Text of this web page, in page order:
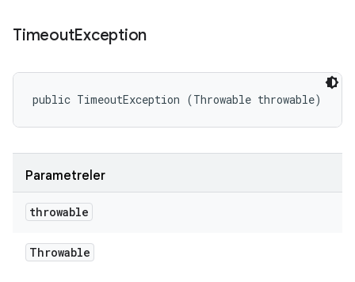
TimeoutException
public TimeoutException (Throwable throwable)
Parametreler
throwable
Throwable